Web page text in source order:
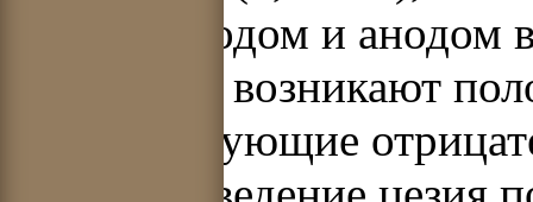
между катодом и анодом
ионизации возникают
компенсирующие